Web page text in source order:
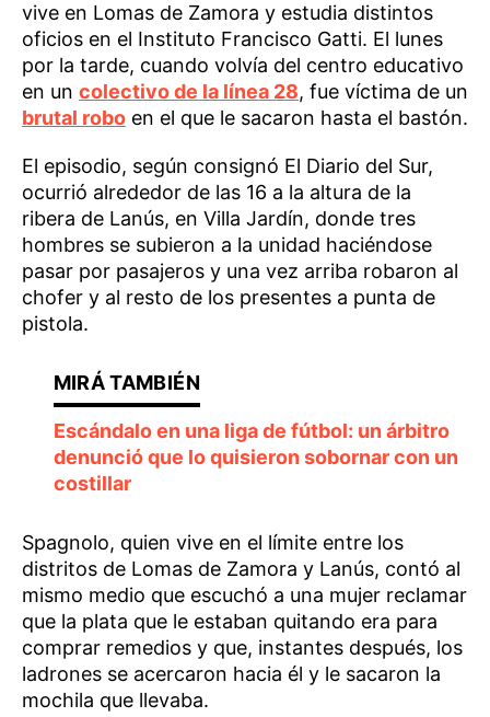
vive en Lomas de Zamora y estudia distintos
oficios en el Instituto Francisco Gatti. El lunes
por la tarde, cuando volvía del centro educativo
en un colectivo de la línea 28, fue víctima de un
brutal robo en el que le sacaron hasta el bastón.
El episodio, según consignó El Diario del Sur,
ocurrió alrededor de las 16 a la altura de la
ribera de Lanús, en Villa Jardín, donde tres
hombres se subieron a la unidad haciéndose
pasar por pasajeros y una vez arriba robaron al
chofer y al resto de los presentes a punta de
pistola.
Escándalo en una liga de fútbol: un árbitro
denunció que lo quisieron sobornar con un
costillar
Spagnolo, quien vive en el límite entre los
distritos de Lomas de Zamora y Lanús, contó al
mismo medio que escuchó a una mujer reclamar
que la plata que le estaban quitando era para
comprar remedios y que, instantes después, los
ladrones se acercaron hacia él y le sacaron la
mochila que llevaba.